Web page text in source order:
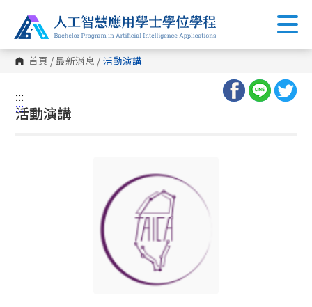
首頁 /最新消息 / 活動演講
:::
:::
活動演講